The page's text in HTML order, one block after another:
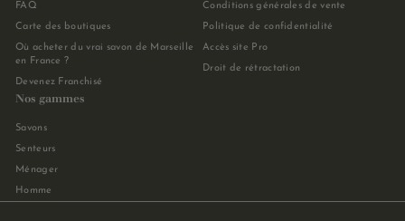
FAQ
Carte des boutiques
Où acheter du vrai savon de Marseille
en France ?
Devenez Franchisé
Conditions générales de vente
Politique de confidentialité
Accès site Pro
Droit de rétractation
Nos gammes
Savons
Senteurs
Ménager
Homme